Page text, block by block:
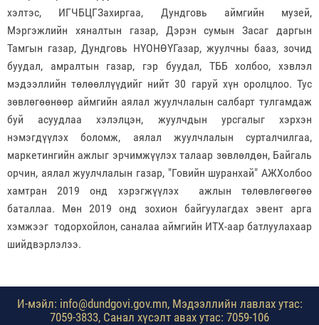
хэлтэс, ИГЧБЦГЗахиргаа, Дундговь аймгийн музей,
Мэргэжлийн хяналтын газар, Дэрэн сумын Засаг даргын
Тамгын газар, Дундговь НҮОНӨҮГазар, жуулчны бааз, зочид
буудал, амралтын газар, гэр буудал, ТББ холбоо, хэвлэл
мэдээллийн төлөөллүүдийг нийт 30 гаруй хүн оролцлоо. Тус
зөвлөгөөнөөр аймгийн аялал жуулчлалын салбарт тулгамдаж
буй асуудлаа хэлэлцэн, жуулчдын урсгалыг хэрхэн
нэмэгдүүлэх боломж, аялал жуулчлалын сурталчилгаа,
маркетингийн ажлыг эрчимжүүлэх талаар зөвлөлдөн, Байгаль
орчин, аялал жуулчлалын газар, "Говийн шуранхай" АЖХолбоо
хамтран 2019 онд хэрэгжүүлэх ажлын төлөвлөгөөгөө
баталлаа. Мөн 2019 онд зохион байгуулагдах эвент арга
хэмжээг тодорхойлон, саналаа аймгийн ИТХ-аар батлуулахаар
шийдвэрлэлээ.
И-мэйл: info@dundgovi.gov.mn, Мэдээллийн лавлах утас:
7059-3833, Санал хүсэлт авах утас: 7059-106